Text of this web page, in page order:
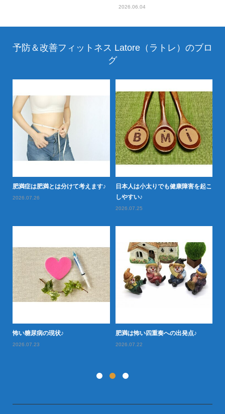
2026.06.04
予防＆改善フィットネス Latore（ラトレ）のブロ
グ
肥満症は肥満とは分けて考えます♪
2026.07.26
日本人は小太りでも健康障害を起こ
しやすい♪
2026.07.25
怖い糖尿病の現状♪
2026.07.23
肥満は怖い四重奏への出発点♪
2026.07.22